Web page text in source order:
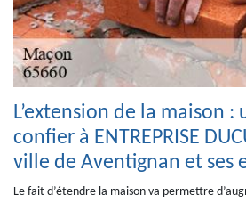
L’extension de la maison :
confier à ENTREPRISE
ville de Aventignan et ses
Le fait d’étendre la maison va permettre